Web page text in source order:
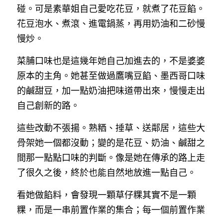
碰。可是素華姐自己愛吃花豆，就煮了花豆餡。
花豆泡水、煮滾、進電鍋蒸，再用奶油和二砂慢
慢炒。
菜脯口味也是這幾年她自己加進去的，不是婆婆
原本的主角。她甚至做過鷹嘴豆餡、墨西哥口味
的鹹甜豆，加一點奶油把味道帶出來，慢慢走出
自己創新的路。
這些改動不張揚。熟粞、捶草、送鄰居，這些大
骨架她一個都沒動；變的是花豆、奶油、鹹甜之
間那一點點口味的判斷。像是她在傳承的路上走
了很久之後，終於也能自然地放進一點自己。
看她做餡料，會發現一顆草仔粿其實不是一顆
粿，而是一串前置作業的集合；每一個前置作業